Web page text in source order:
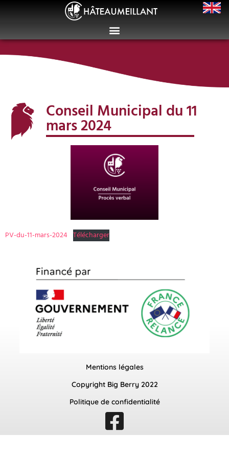
Conseil Municipal du 11
mars 2024
PV-du-11-mars-2024 Télécharger
Mentions légales
Copyright Big Berry 2022
Politique de confidentialité